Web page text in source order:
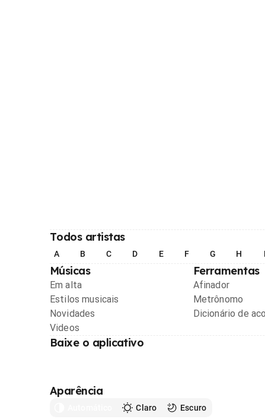
Todos artistas
A B C D E F G H I
Músicas
Em alta
Estilos musicais
Novidades
Videos
Ferramentas
Afinador
Metrônomo
Dicionário de
Baixe o aplicativo
Aparência
Claro Escuro